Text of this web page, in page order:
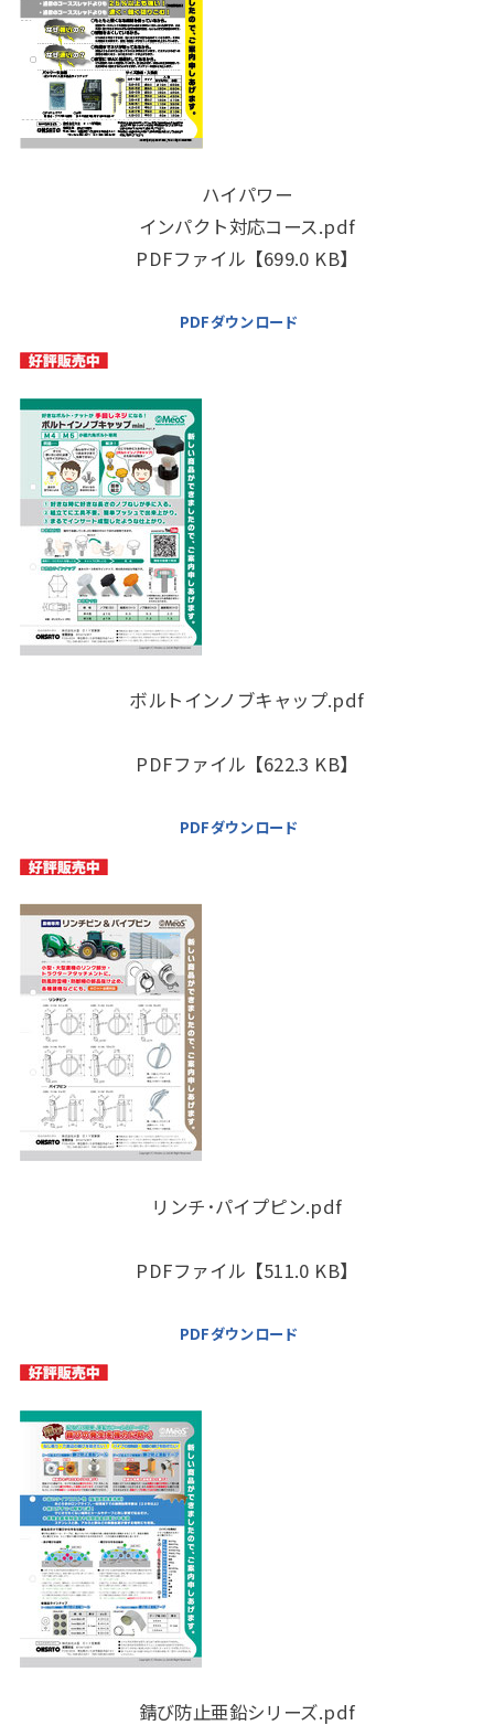
ハイパワー
インパクト対応コース.pdf
PDFファイル【699.0 KB】
PDFダウンロード
ボルトインノブキャップ.pdf
PDFファイル【622.3 KB】
PDFダウンロード
リンチ･パイプピン.pdf
PDFファイル【511.0 KB】
PDFダウンロード
錆び防止亜鉛シリーズ.pdf